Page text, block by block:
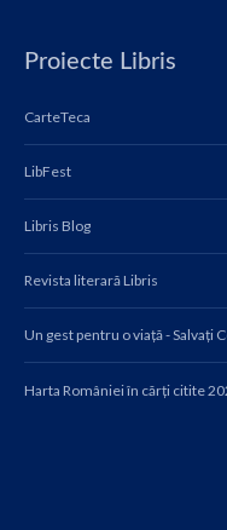
Proiecte Libris
CarteTeca
LibFest
Libris Blog
Revista literară Libris
Un gest pentru o viață - Salvați
Harta României în cărți citite